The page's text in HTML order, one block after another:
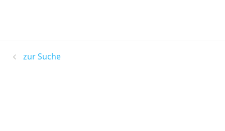
zur Suche